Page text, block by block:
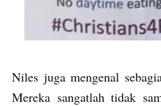
Niles juga mengenal
Mereka sangatlah tidak